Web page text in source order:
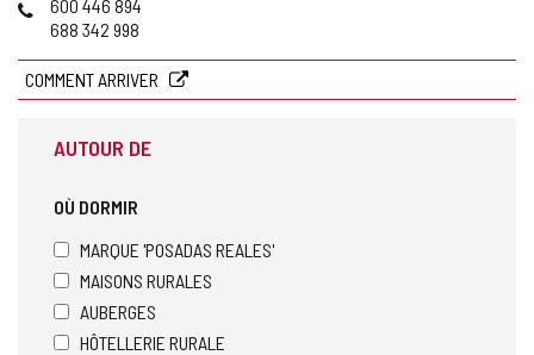
courrier
600 446 894
688 342 998
COMMENT ARRIVER
AUTOUR DE
OÙ DORMIR
MARQUE 'POSADAS REALES'
MAISONS RURALES
AUBERGES
HÔTELLERIE RURALE